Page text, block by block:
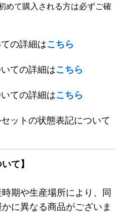
めて購入される方は必ずご確
の詳細はこちら
ての詳細はこちら
ての詳細はこちら
ットの状態表記について
て】
期や生産場所により、同
に異なる商品がございま